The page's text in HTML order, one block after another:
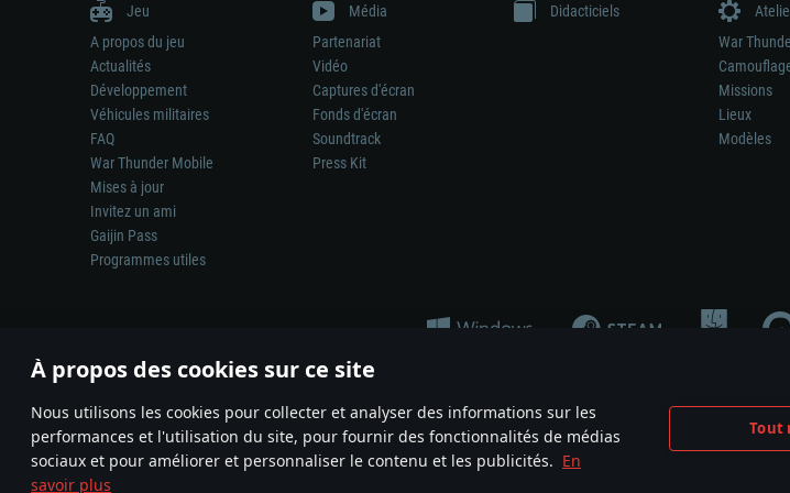
À propos des cookies sur ce site
Nous utilisons les cookies pour collecter et analyser des informations sur les
performances et l'utilisation du site, pour fournir des fonctionnalités de médias
sociaux et pour améliorer et personnaliser le contenu et les publicités. En
savoir plus
Tout
Jeu
A propos du jeu
Actualités
Développement
Véhicules militaires
FAQ
War Thunder Mobile
Mises à jour
Invitez un ami
Gaijin Pass
Programmes utiles
Média
Partenariat
Vidéo
Captures d'écran
Fonds d'écran
Soundtrack
Press Kit
Didacticiels
War
Missions
Lieux
Modèles
La représentation d’une arme ou d’un véhicule réel dans ce jeu ne signifie pas la participation au développement
© 2011—2026 Gaijin Games Kft. All trademarks, logos and brand names are the property of their respective owners.
Termes et conditions